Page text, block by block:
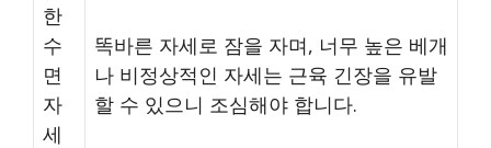
한
수
면
자
세
똑바른 자세로 잠을 자며, 너무 높은 베개
나 비정상적인 자세는 근육 긴장을 유발
할 수 있으니 조심해야 합니다.